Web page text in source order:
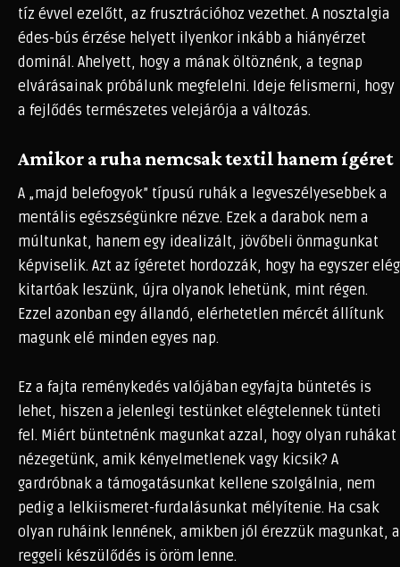
tíz évvel ezelőtt, az frusztrációhoz vezethet. A nosztalgia
édes-bús érzése helyett ilyenkor inkább a hiányérzet
dominál. Ahelyett, hogy a mának öltöznénk, a tegnap
elvárásainak próbálunk megfelelni. Ideje felismerni, hogy
a fejlődés természetes velejárója a változás.
Amikor a ruha nemcsak textil hanem ígéret
A „majd belefogyok” típusú ruhák a legveszélyesebbek a
mentális egészségünkre nézve. Ezek a darabok nem a
múltunkat, hanem egy idealizált, jövőbeli önmagunkat
képviselik. Azt az ígéretet hordozzák, hogy ha egyszer elég
kitartóak leszünk, újra olyanok lehetünk, mint régen.
Ezzel azonban egy állandó, elérhetetlen mércét állítunk
magunk elé minden egyes nap.
Ez a fajta reménykedés valójában egyfajta büntetés is
lehet, hiszen a jelenlegi testünket elégtelennek tünteti
fel. Miért büntetnénk magunkat azzal, hogy olyan ruhákat
nézegetünk, amik kényelmetlenek vagy kicsik? A
gardróbnak a támogatásunkat kellene szolgálnia, nem
pedig a lelkiismeret-furdalásunkat mélyítenie. Ha csak
olyan ruháink lennének, amikben jól érezzük magunkat, a
reggeli készülődés is öröm lenne.